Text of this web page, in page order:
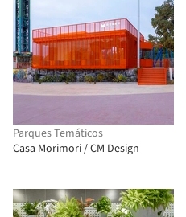
Parques Temáticos
Casa Morimori / CM Design